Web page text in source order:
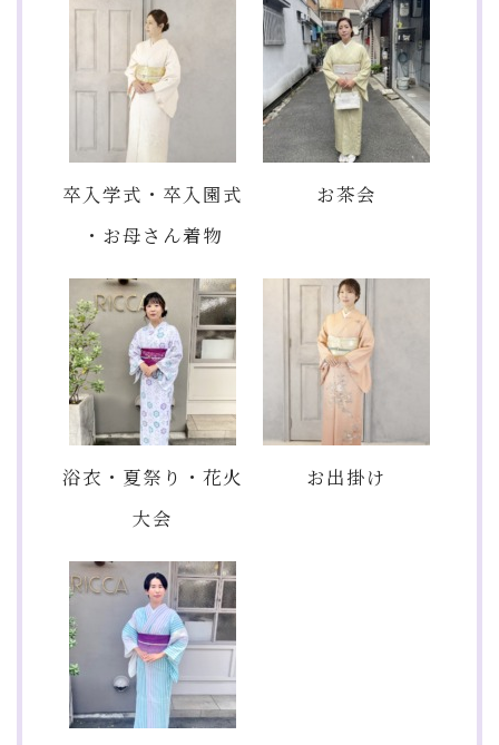
卒入学式・卒入園式
・お母さん着物
お茶会
浴衣・夏祭り・花火
大会
お出掛け